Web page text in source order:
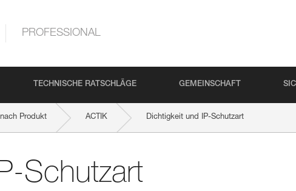
PROFESSIONAL
TECHNISCHE RATSCHLÄGE GEMEINSCHAFT
Produkt ACTIK Dichtigkeit und IP-Schutzart
Schutzart